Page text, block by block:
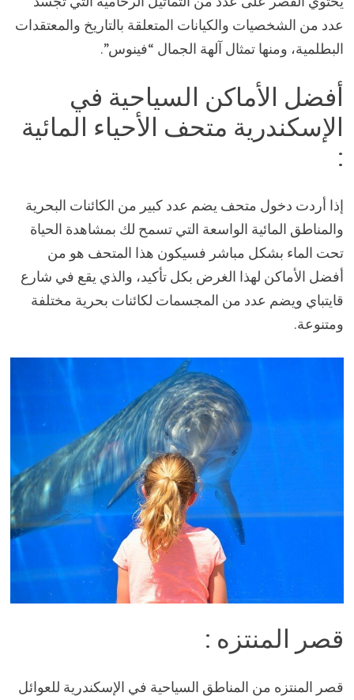
عدد من الشخصيات والكيانات المتعلقة بالتاريخ والمعتقدات
البطلمية، ومنها تمثال آلهة الجمال “فينوس”.
أفضل الأماكن السياحية في
الإسكندرية متحف الأحياء المائية
:
إذا أردت دخول متحف يضم عدد كبير من الكائنات البحرية
والمناطق المائية الواسعة التي تسمح لك بمشاهدة الحياة
تحت الماء بشكل مباشر فسيكون هذا المتحف هو من
أفضل الأماكن لهذا الغرض بكل تأكيد، والذي يقع في شارع
قايتباي ويضم عدد من المجسمات لكائنات بحرية مختلفة
ومتنوعة.
قصر المنتزه :
قصر المنتزه من المناطق السياحية في الإسكندرية للعوائل